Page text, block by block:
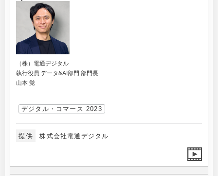
（株）電通デジタル
執行役員 データ&AI部門 部門長
山本 覚
デジタル・コマース 2023
提供 株式会社電通デジタル